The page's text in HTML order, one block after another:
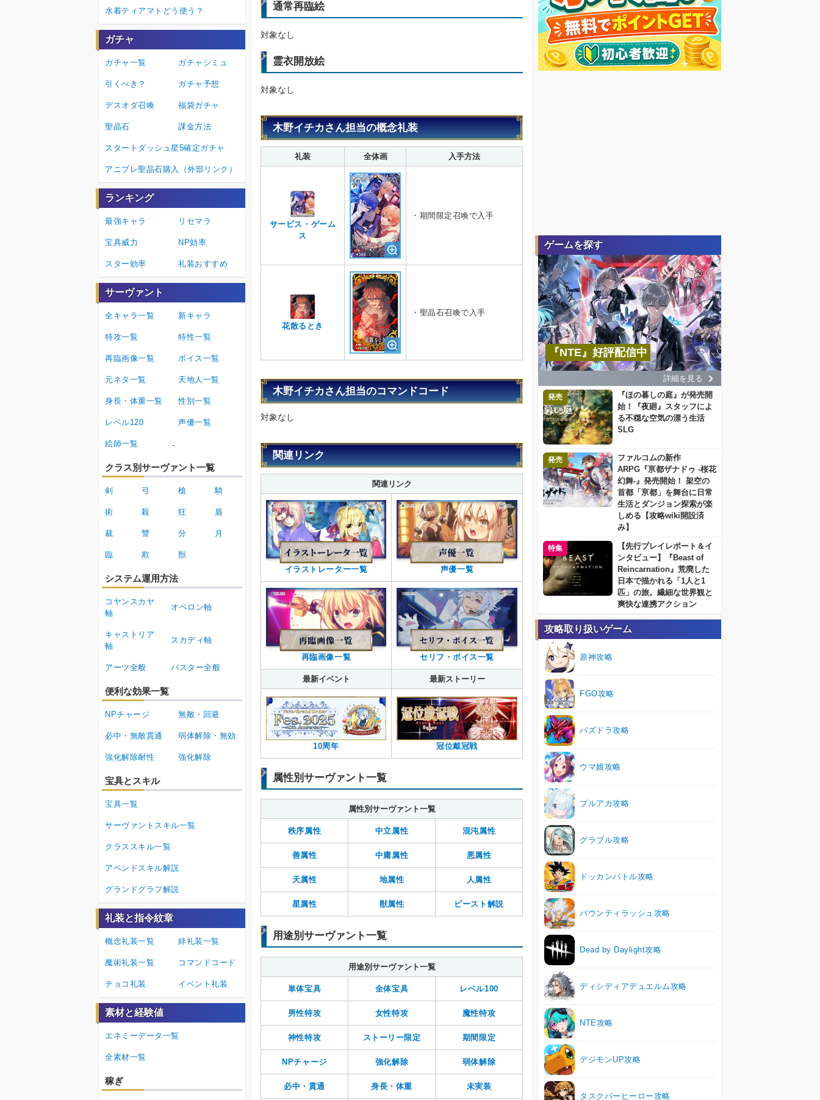
通常再臨絵
対象なし
霊衣開放絵
対象なし
木野イチカさん担当の概念礼装
礼装 全体画 入手方法
サービス・ゲーム
ス
・期間限定召喚で入手
花散るとき
・聖晶石召喚で入手
木野イチカさん担当のコマンドコード
対象なし
関連リンク
関連リンク
イラストレーター一覧 声優一覧
再臨画像一覧 セリフ・ボイス一覧
最新イベント 最新ストーリー
10周年 冠位戴冠戦
属性別サーヴァント一覧
属性別サーヴァント一覧
秩序属性 中立属性 混沌属性
善属性 中庸属性 悪属性
天属性 地属性 人属性
星属性 獣属性 ビースト解説
用途別サーヴァント一覧
用途別サーヴァント一覧
単体宝具 全体宝具 レベル100
男性特攻 女性特攻 魔性特攻
神性特攻 ストーリー限定 期間限定
NPチャージ 強化解除 弱体解除
必中・貫通 身長・体重 未実装
ゲームを探す
『NTE』好評配信中
詳細を見る
発売
『ほの暮しの庭』が発売開
始！『夜廻』スタッフによ
る不穏な空気の漂う生活
SLG
発売
ファルコムの新作
ARPG『亰都ザナドゥ -桜花
幻舞-』発売開始！ 架空の
首都「亰都」を舞台に日常
生活とダンジョン探索が楽
しめる【攻略wiki開設済
み】
特集
【先行プレイレポート＆イ
ンタビュー】『Beast of
Reincarnation』荒廃した
日本で描かれる「1人と1
匹」の旅。繊細な世界観と
爽快な連携アクション
攻略取り扱いゲーム
原神攻略
FGO攻略
パズドラ攻略
ウマ娘攻略
ブルアカ攻略
グラブル攻略
ドッカンバトル攻略
バウンティラッシュ攻略
Dead by Daylight攻略
ディシディアデュエルム攻略
NTE攻略
デジモンUP攻略
タスクバーヒーロー攻略
水着ティアマトどう使う？
ガチャ
ガチャ一覧 ガチャシミュ
引くべき？ ガチャ予想
デスオダ召喚 福袋ガチャ
聖晶石 課金方法
スタートダッシュ星5確定ガチャ
アニプレ聖晶石購入（外部リンク）
ランキング
最強キャラ リセマラ
宝具威力 NP効率
スター効率 礼装おすすめ
サーヴァント
全キャラ一覧 新キャラ
特攻一覧 特性一覧
再臨画像一覧 ボイス一覧
元ネタ一覧 天地人一覧
身長・体重一覧 性別一覧
レベル120 声優一覧
絵師一覧 -
クラス別サーヴァント一覧
剣 弓 槍 騎
術 殺 狂 盾
裁 讐 分 月
臨 欺 獣
システム運用方法
コヤンスカヤ
軸
オベロン軸
キャストリア
軸
スカディ軸
アーツ全般 バスター全般
便利な効果一覧
NPチャージ 無敵・回避
必中・無敵貫通 弱体解除・無効
強化解除耐性 強化解除
宝具とスキル
宝具一覧
サーヴァントスキル一覧
クラススキル一覧
アペンドスキル解説
グランドグラフ解説
礼装と指令紋章
概念礼装一覧 絆礼装一覧
魔術礼装一覧 コマンドコード
チョコ礼装 イベント礼装
素材と経験値
エネミーデータ一覧
全素材一覧
稼ぎ